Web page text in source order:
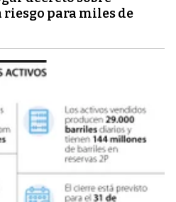
para miles de